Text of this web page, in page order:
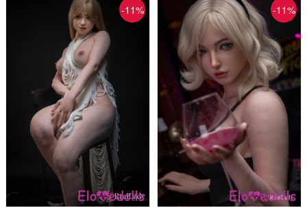
-11% -11%